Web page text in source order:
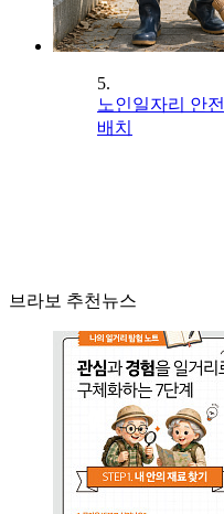
5.
노인일자리 안
배치
브라보 추천뉴스